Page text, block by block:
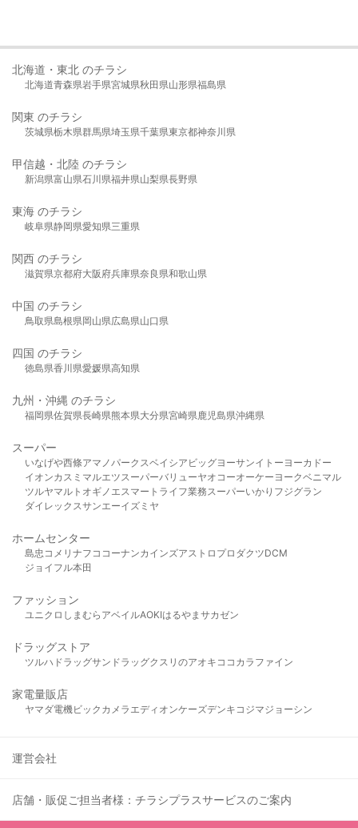
北海道・東北 のチラシ
北海道青森県岩手県宮城県秋田県山形県福島県
関東 のチラシ
茨城県栃木県群馬県埼玉県千葉県東京都神奈川県
甲信越・北陸 のチラシ
新潟県富山県石川県福井県山梨県長野県
東海 のチラシ
岐阜県静岡県愛知県三重県
関西 のチラシ
滋賀県京都府大阪府兵庫県奈良県和歌山県
中国 のチラシ
鳥取県島根県岡山県広島県山口県
四国 のチラシ
徳島県香川県愛媛県高知県
九州・沖縄 のチラシ
福岡県佐賀県長崎県熊本県大分県宮崎県鹿児島県沖縄県
スーパー
いなげや西條アマノパークスベイシア ビッグヨーサンイトーヨーカドー
イオンカスミ マルエツスーパーバリューヤオコーオーケー ヨークベニマル
ツルヤマルト オギノ エスマート ライフ業務スーパーいかり フジグラン
ダイレックスサンエーイズミヤ
ホームセンター
島忠 コメリ ナフコ コーナンカインズアストロプロダクツDCM
ジョイフル本田
ファッション
ユニクロ しまむら アベイルAOKIはるやま サカゼン
ドラッグストア
ツルハドラッグサンドラッグクスリのアオキ ココカラファイン
家電量販店
ヤマダ電機ビックカメラ エディオンケーズデンキ コジマジョーシン
運営会社
店舗・販促ご担当者様：チラシプラスサービスのご案内